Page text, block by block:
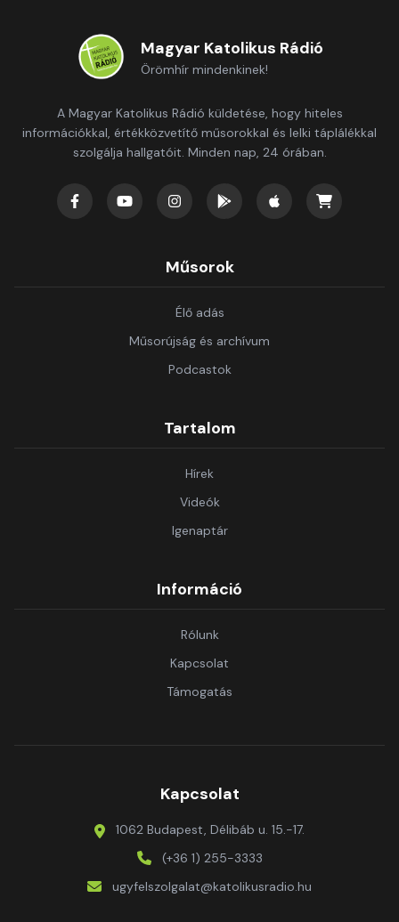
Magyar Katolikus Rádió
Örömhír mindenkinek!
A Magyar Katolikus Rádió küldetése, hogy hiteles
információkkal, értékközvetítő műsorokkal és lelki táplálékkal
szolgálja hallgatóit. Minden nap, 24 órában.
Műsorok
Élő adás
Műsorújság és archívum
Podcastok
Tartalom
Hírek
Videók
Igenaptár
Információ
Rólunk
Kapcsolat
Támogatás
Kapcsolat
1062 Budapest, Délibáb u. 15.-17.
(+36 1) 255-3333
ugyfelszolgalat@katolikusradio.hu